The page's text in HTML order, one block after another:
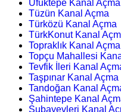
Ufuktepe Kanal Açma
Tüzün Kanal Açma
Türközü Kanal Açma
TürkKonut Kanal
Topraklık Kanal Açma
Topçu Mahallesi
Tevfik İleri Kanal
Taşpınar Kanal Açma
Tandoğan Kanal
Şahintepe Kanal
Subayevleri Kanal